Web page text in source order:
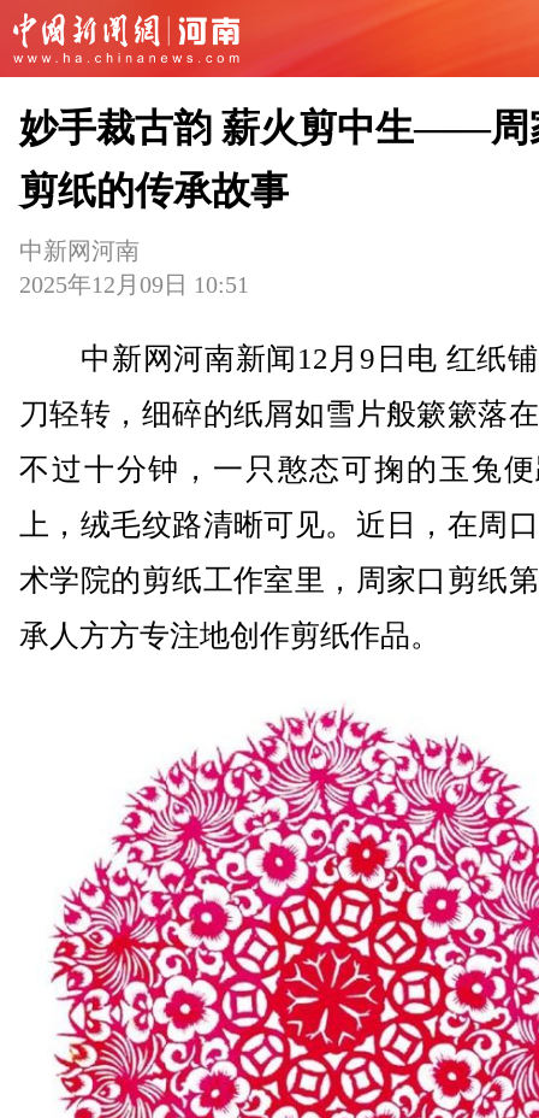
妙手裁古韵 薪火剪中生——周
剪纸的传承故事
中新网河南
2025年12月09日 10:51
中新网河南新闻12月9日电 红纸铺
刀轻转，细碎的纸屑如雪片般簌簌落
不过十分钟，一只憨态可掬的玉兔
上，绒毛纹路清晰可见。近日，在周
术学院的剪纸工作室里，周家口剪纸
承人方方专注地创作剪纸作品。